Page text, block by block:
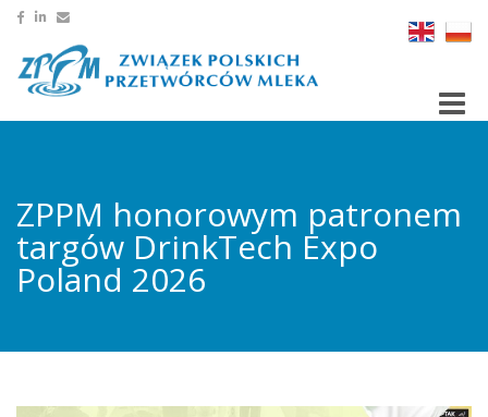
ZPPM honorowym patronem
targów DrinkTech Expo
Poland 2026